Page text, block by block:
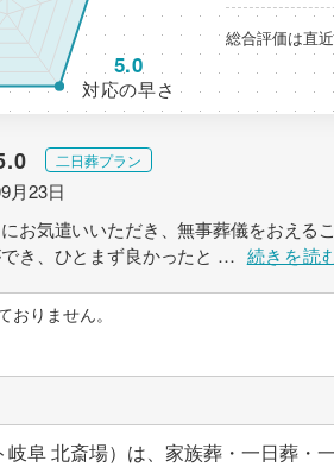
対応の早さ
5.0
総合評価は直
二日葬プラン
月23日
お気遣いいただき、無事葬儀をおえ
き、ひとまず良かったと … 続きを読
りません。
阜 北斎場）は、家族葬・一日葬・